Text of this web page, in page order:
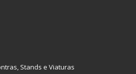
Stands e Viaturas